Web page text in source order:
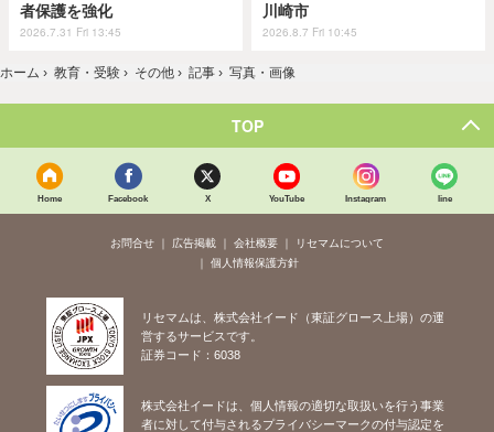
者保護を強化
2026.7.31 Fri 13:45
川崎市
2026.8.7 Fri 10:45
ホーム › 教育・受験 › その他 › 記事 › 写真・画像
TOP
Home Facebook X YouTube Instagram line
お問合せ 広告掲載 会社概要
リセマムについて
個人情報保護方針
リセマムは、株式会社イード（東証グロース上場）の運
営するサービスです。
証券コード：6038
株式会社イードは、個人情報の適切な取扱いを行う事業
者に対して付与されるプライバシーマークの付与認定を